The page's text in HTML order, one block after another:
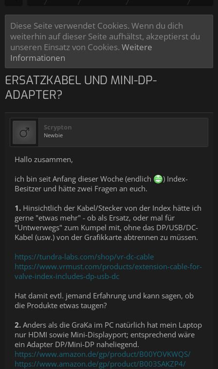
Diese Seite verwendet Cookies. Wenn du dich
weiterhin auf dieser Seite aufhältst, akzeptierst du
unseren Einsatz von Cookies. Weitere
Informationen
ERSATZKABEL UND MINI-DP-
ADAPTER?
Scrypton
Newbie
Hallo zusammen,
ich bin seit Anfang dieser Woche (endlich
) Index-
Besitzer und hätte zwei Fragen an euch.
1. Hinsichtlich der Kabel/Stecker von der Index hätte ich
gerne "etwas mehr" - ob als Ersatz, oder mal für
"Untwerwegs" zum Kumpel mit, ohne das DP/USB/DC-
Kabel (usw.) von der Grafikkarte abtrennen zu müssen.
https://tundra-labs.com/shop/vr-dc-cable
https://www.vrmust.com/products/extension-cable-for-
valve-index-includes-dp-usb-dc
Hat damit evtl. jemand Erfahrung und kann sagen, ob
die Produkte etwas taugen?
2. Anders als die GraKa im PC natürlich hat mein Laptop
nur HDMI sowie Mini-Displayport; entsprechend wäre
ein Adapter DP/Mini-DP naheliegend.
https://www.amazon.de/gp/product/B00YOVKWQS/
https://www.amazon.de/gp/product/B003SAKZP4/